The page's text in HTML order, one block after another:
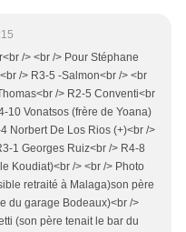
/> <br /> Pour Stéphane
/> R3-5 -Salmon<br /> <br
/> R2-5 Conventi<br
10 Vonatsos (frère de Yoana)
Norbert De Los Rios (+)<br />
1 Georges Ruiz<br /> R4-8
Koudiat)<br /> <br /> Photo
retraité à Malaga)son père
du garage Bodeaux)<br />
(son père tenait le bar du